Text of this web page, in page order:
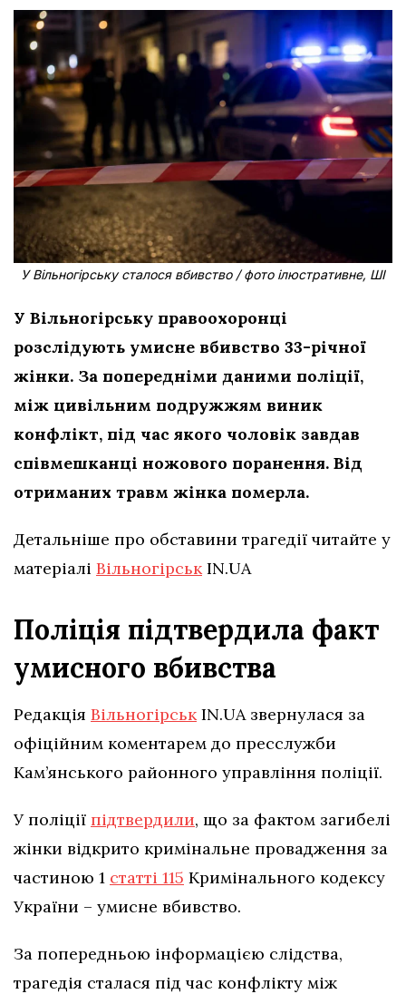
У Вільногірську сталося вбивство / фото ілюстративне, ШІ
У Вільногірську правоохоронці
розслідують умисне вбивство 33-річної
жінки. За попередніми даними поліції,
між цивільним подружжям виник
конфлікт, під час якого чоловік завдав
співмешканці ножового поранення. Від
отриманих травм жінка померла.
Детальніше про обставини трагедії читайте у
матеріалі ВільногірськIN.UA
Поліція підтвердила факт
умисного вбивства
Редакція ВільногірськIN.UA звернулася за
офіційним коментарем до пресслужби
Кам’янського районного управління поліції.
У поліції підтвердили, що за фактом загибелі
жінки відкрито кримінальне провадження за
частиною 1 статті 115 Кримінального кодексу
України – умисне вбивство.
За попередньою інформацією слідства,
трагедія сталася під час конфлікту між